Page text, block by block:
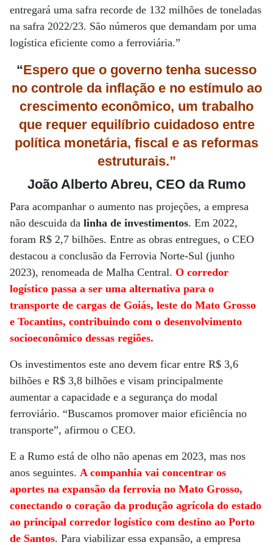
entregará uma safra recorde de 132 milhões de toneladas
na safra 2022/23. São números que demandam por uma
logística eficiente como a ferroviária.”
“Espero que o governo tenha sucesso
no controle da inflação e no estímulo ao
crescimento econômico, um trabalho
que requer equilíbrio cuidadoso entre
política monetária, fiscal e as reformas
estruturais.”
João Alberto Abreu, CEO da Rumo
Para acompanhar o aumento nas projeções, a empresa
não descuida da linha de investimentos. Em 2022,
foram R$ 2,7 bilhões. Entre as obras entregues, o CEO
destacou a conclusão da Ferrovia Norte-Sul (junho
2023), renomeada de Malha Central. O corredor
logístico passa a ser uma alternativa para o
transporte de cargas de Goiás, leste do Mato Grosso
e Tocantins, contribuindo com o desenvolvimento
socioeconômico dessas regiões.
Os investimentos este ano devem ficar entre R$ 3,6
bilhões e R$ 3,8 bilhões e visam principalmente
aumentar a capacidade e a segurança do modal
ferroviário. “Buscamos promover maior eficiência no
transporte”, afirmou o CEO.
E a Rumo está de olho não apenas em 2023, mas nos
anos seguintes. A companhia vai concentrar os
aportes na expansão da ferrovia no Mato Grosso,
conectando o coração da produção agrícola do estado
ao principal corredor logístico com destino ao Porto
de Santos. Para viabilizar essa expansão, a empresa